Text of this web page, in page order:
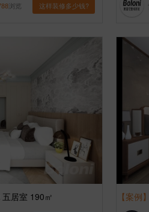
浏览 这样装修多少钱?
五居室 190㎡ 【案例